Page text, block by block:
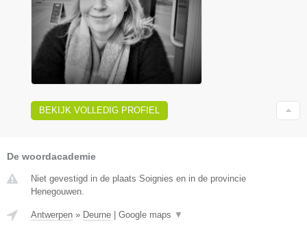
BEKIJK VOLLEDIG PROFIEL
De woordacademie
Niet gevestigd in de plaats Soignies en in de provincie
Henegouwen.
Antwerpen » Deurne | Google maps ▼